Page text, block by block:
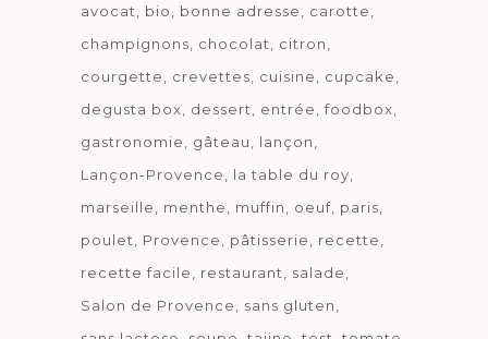
avocat
bio bonne adresse
carotte
champignons
chocolat
citron
courgette
crevettes cuisine
cupcake
degusta box
dessert entrée
foodbox
gastronomie
gâteau
lançon
Lançon-Provence
la table du roy
marseille
menthe muffin oeuf paris
poulet
Provence pâtisserie
recette
recette facile
restaurant
salade
Salon de Provence
sans gluten